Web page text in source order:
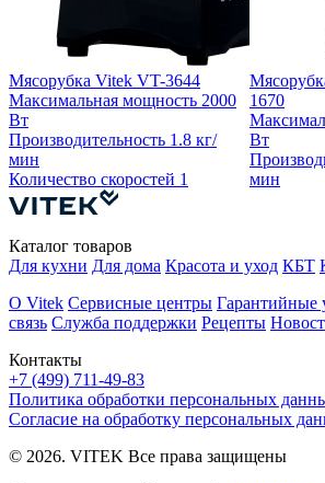
Мясорубка Vitek VT-3644
Максимальная мощность 2000
Вт
Производительность 1.8 кг/
мин
Количество скоростей 1
1670
Вт
мин
Контакты
+7 (499) 711-49-83
Каталог товаров
Для кухни Для дома Красота и уход КБТ
О Vitek Сервисные центры Гарантийные
связь Служба поддержки Рецепты
Политика обработки персональных
Согласие на обработку персональных
© 2026. VITEK Все права защищены